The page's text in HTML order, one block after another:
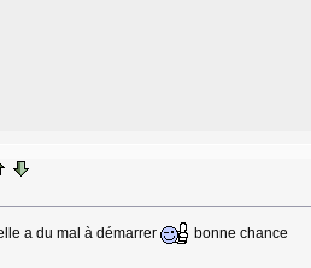
a du mal à démarrer bonne chance